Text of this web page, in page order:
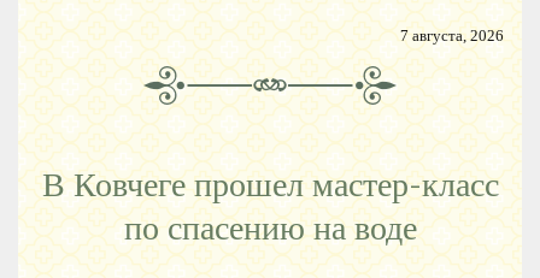
7 августа, 2026
В Ковчеге прошел мастер-класс
по спасению на воде